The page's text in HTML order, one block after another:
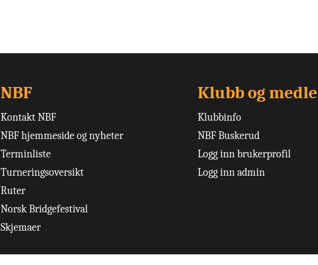
NBF
Kontakt NBF
NBF hjemmeside og nyheter
Terminliste
Turneringsoversikt
Ruter
Norsk Bridgefestival
Skjemaer
Klubb og
Klubbinfo
NBF Buskerud
Logg inn brukerprofil
Logg inn admin